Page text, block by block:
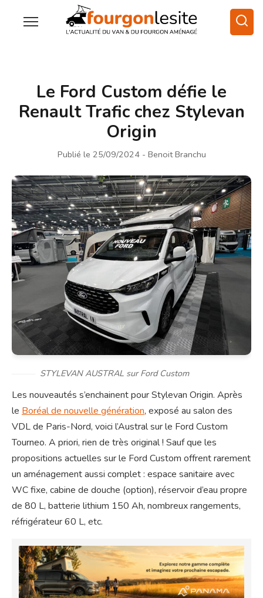
Le Ford Custom défie le
Renault Trafic chez Stylevan
Origin
Publié le 25/09/2024 - Benoit Branchu
STYLEVAN AUSTRAL sur Ford Custom
Les nouveautés s’enchainent pour Stylevan Origin. Après
le Boréal de nouvelle génération, exposé au salon des
VDL de Paris-Nord, voici l’Austral sur le Ford Custom
Tourneo. A priori, rien de très original ! Sauf que les
propositions actuelles sur le Ford Custom offrent rarement
un aménagement aussi complet : espace sanitaire avec
WC fixe, cabine de douche (option), réservoir d’eau propre
de 80 L, batterie lithium 150 Ah, nombreux rangements,
réfrigérateur 60 L, etc.